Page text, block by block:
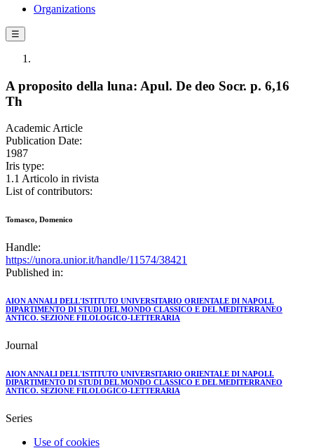
Organizations
☰
A proposito della luna: Apul. De deo Socr. p. 6,16
Th
Academic Article
Publication Date:
1987
Iris type:
1.1 Articolo in rivista
List of contributors:
Tomasco, Domenico
Handle:
https://unora.unior.it/handle/11574/38421
Published in:
AION ANNALI DELL'ISTITUTO UNIVERSITARIO ORIENTALE DI NAPOLI.
DIPARTIMENTO DI STUDI DEL MONDO CLASSICO E DEL MEDITERRANEO
ANTICO. SEZIONE FILOLOGICO-LETTERARIA
Journal
AION ANNALI DELL'ISTITUTO UNIVERSITARIO ORIENTALE DI NAPOLI.
DIPARTIMENTO DI STUDI DEL MONDO CLASSICO E DEL MEDITERRANEO
ANTICO. SEZIONE FILOLOGICO-LETTERARIA
Series
Use of cookies